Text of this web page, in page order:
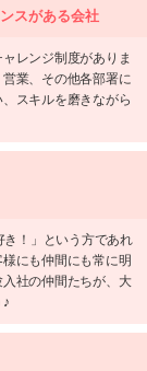
スがある会社
レンジ制度がありま
業、その他各部署に
スキルを磨きながら
き！」という方であれ
にも仲間にも常に明
社の仲間たちが、大